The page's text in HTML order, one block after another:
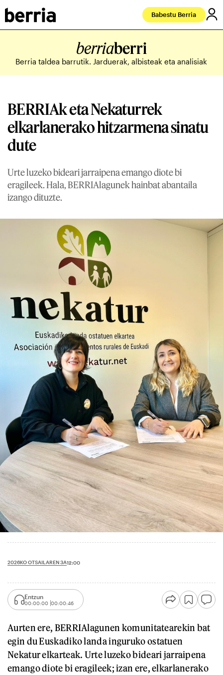
Babestu Berria
berriaberri
Berria taldea barrutik. Jarduerak, albisteak eta analisiak
BERRIAk eta Nekaturrek
elkarlanerako hitzarmena sinatu
dute
Urte luzeko bideari jarraipena emango diote bi
eragileek. Hala, BERRIAlagunek hainbat abantaila
izango dituzte.
2026KO OTSAILAREN 3A12:00
Entzun
00:00:00 00:00:46
Aurten ere, BERRIAlagunen komunitatearekin bat
egin du Euskadiko landa inguruko ostatuen
Nekatur elkarteak. Urte luzeko bideari jarraipena
emango diote bi eragileek; izan ere, elkarlanerako